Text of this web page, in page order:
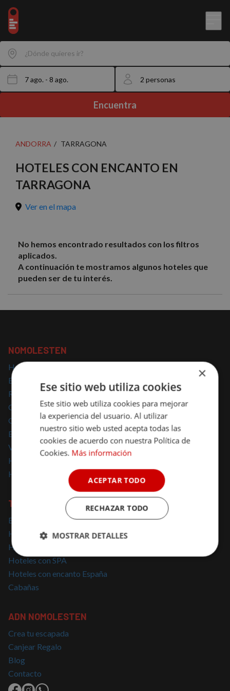
¿Dónde quieres ir?
Encuentra
ANDORRA TARRAGONA
HOTELES CON ENCANTO EN
TARRAGONA
Ver en el mapa
No hemos encontrado resultados con los filtros
aplicados.
A continuación te mostramos algunos hoteles que
pueden ser de tu interés.
NOMOLESTEN
Hoteles con encanto
Escapadas con encanto
Regalar escapadas
Casas Rurales con encanto
Glamping
Escapadas Románticas
Vacaciones Familiares
Hoteles para mascotas
Hoteles solo para adultos
TOP BÚSQUEDAS
Escapadas cerca de Madrid
Hoteles con Encanto Cataluña
Hoteles con Jacuzzi
Hoteles con SPA
Hoteles con encanto España
Cabañas
ADN NOMOLESTEN
Crea tu escapada
Canjear Regalo
Blog
Contacto
×
Ese sitio web utiliza cookies
Este sitio web utiliza cookies para mejorar
la experiencia del usuario. Al utilizar
nuestro sitio web usted acepta todas las
cookies de acuerdo con nuestra Política de
Cookies. Más información
ACEPTAR TODO
RECHAZAR TODO
MOSTRAR DETALLES
Cookies
estrictamente
necesarias
Cookies de
Cookies de
preferencias